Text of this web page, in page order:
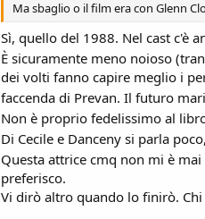
s
Ma sbaglio o il film era con Glenn
Sì, quello del 1988. Nel cast c'è
È sicuramente meno noioso
dei volti fanno capire meglio i
faccenda di Prevan. Il futuro
Non è proprio fedelissimo al
Di Cecile e Danceny si parla
Questa attrice cmq non mi è mai
preferisco.
Vi dirò altro quando lo finirò.